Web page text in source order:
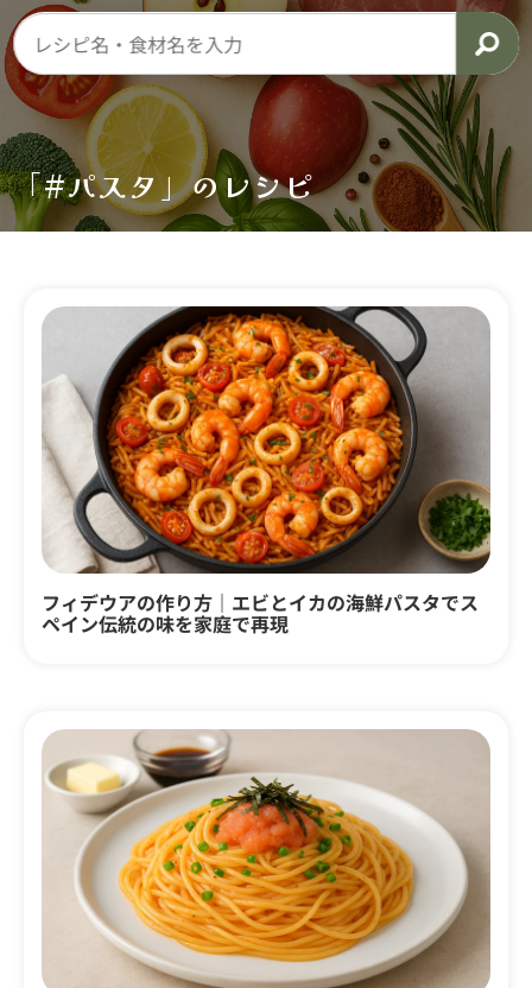
「#パスタ」のレシピ
フィデウアの作り方｜エビとイカの海鮮パスタでス
ペイン伝統の味を家庭で再現